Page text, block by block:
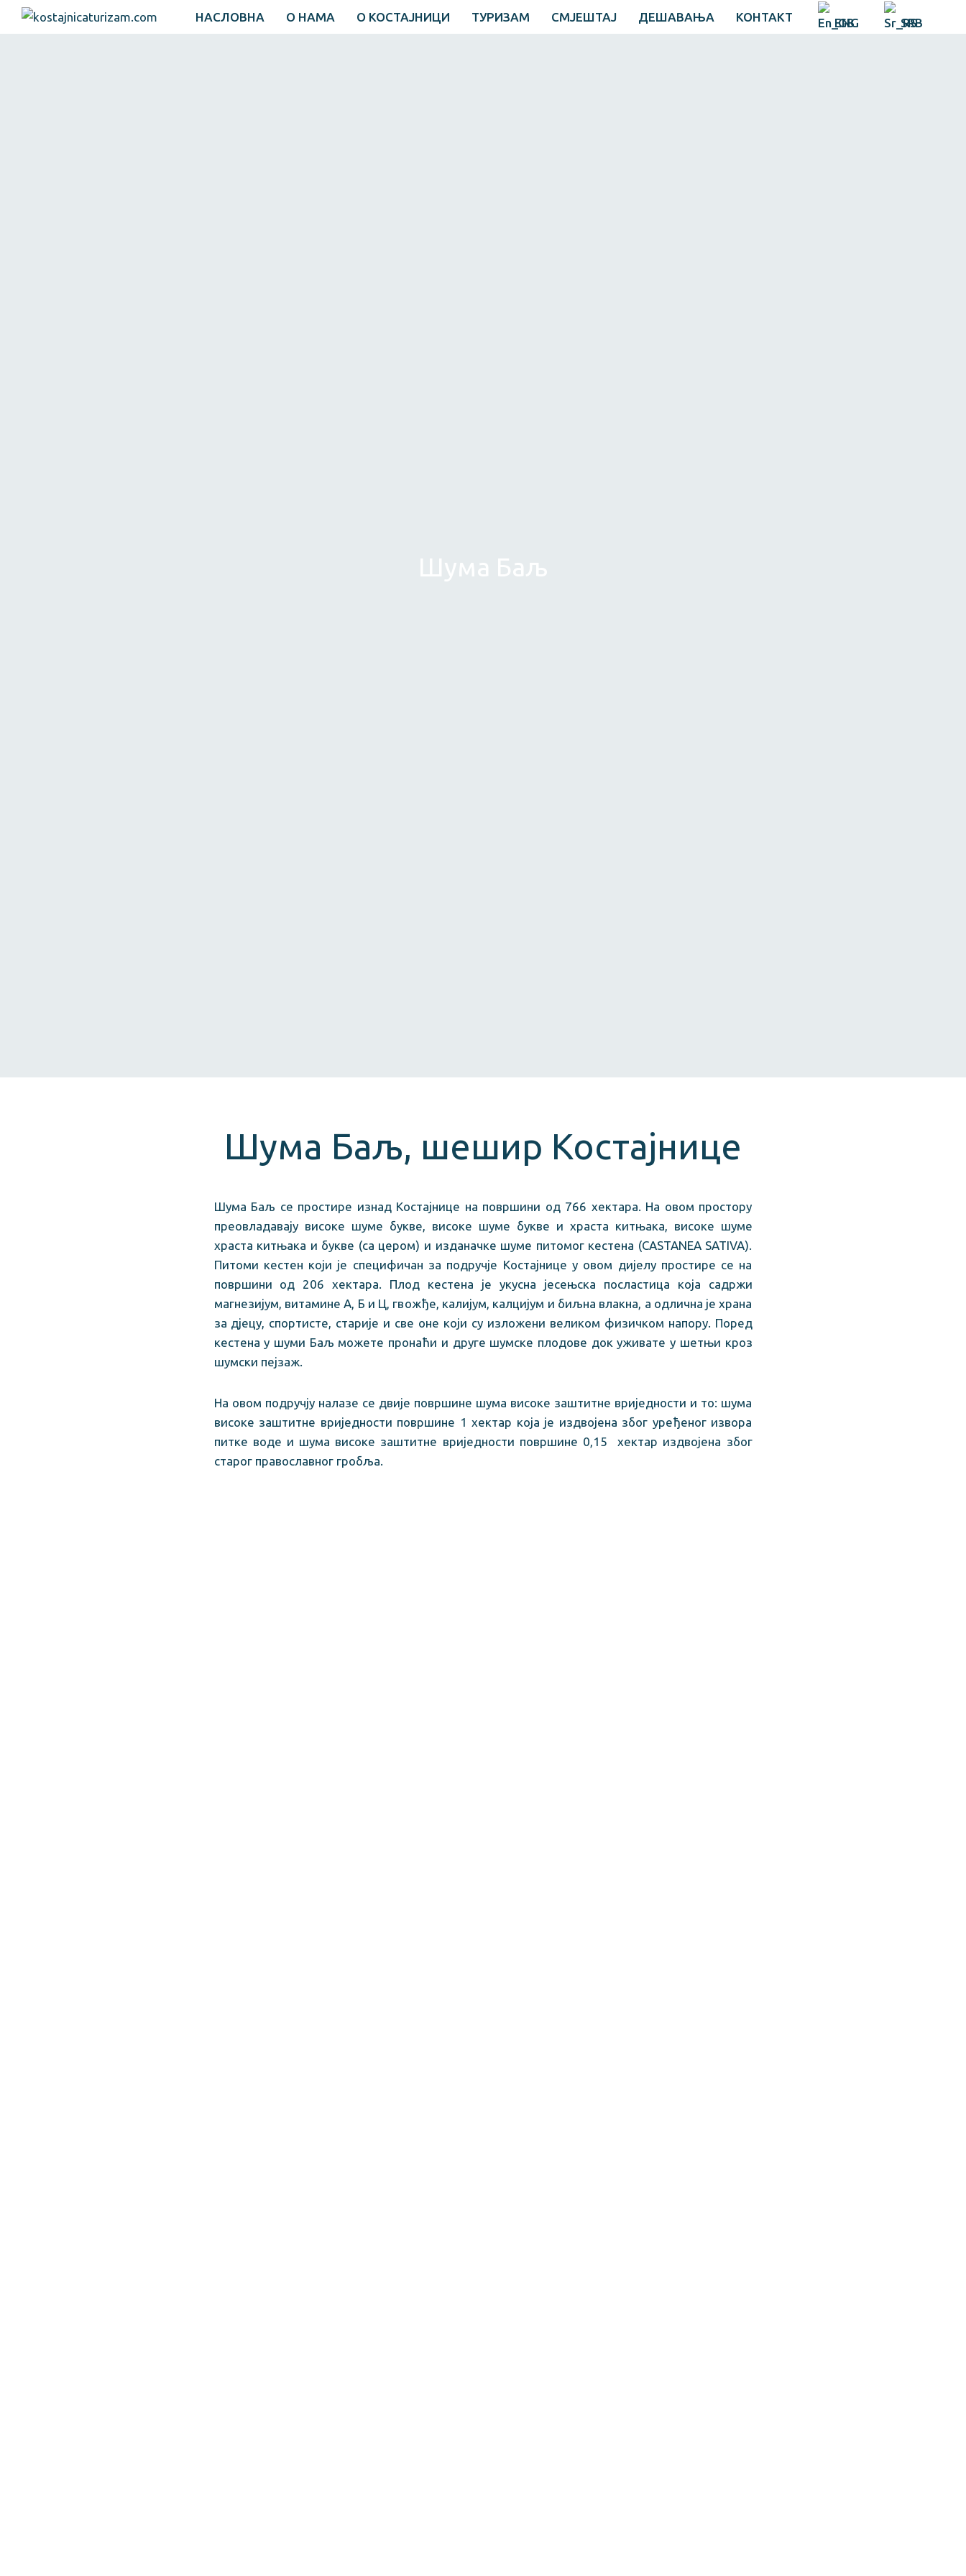
НАСЛОВНА О НАМА О КОСТАЈНИЦИ ТУРИЗАМ СМЈЕШТАЈ ДЕШАВАЊА КОНТАКТ ENG SRB
Шума Баљ
Шума Баљ, шешир Костајнице
Шума Баљ се простире изнад Костајнице на површини од 766 хектара. На овом простору
преовладавају високе шуме букве, високе шуме букве и храста китњака, високе шуме
храста китњака и букве (са цером) и изданачке шуме питомог кестена (CASTANEA SATIVA).
Питоми кестен који је специфичан за подручје Костајнице у овом дијелу простире се на
површини од 206 хектара. Плод кестена је укусна јесењска посластица која садржи
магнезијум, витамине А, Б и Ц, гвожђе, калијум, калцијум и биљна влакна, а одлична је храна
за дјецу, спортисте, старије и све оне који су изложени великом физичком напору. Поред
кестена у шуми Баљ можете пронаћи и друге шумске плодове док уживате у шетњи кроз
шумски пејзаж.
На овом подручју налазе се двије површине шума високе заштитне вриједности и то: шума
високе заштитне вриједности површине 1 хектар која је издвојена због уређеног извора
питке воде и шума високе заштитне вриједности површине 0,15 хектар издвојена због
старог православног гробља.